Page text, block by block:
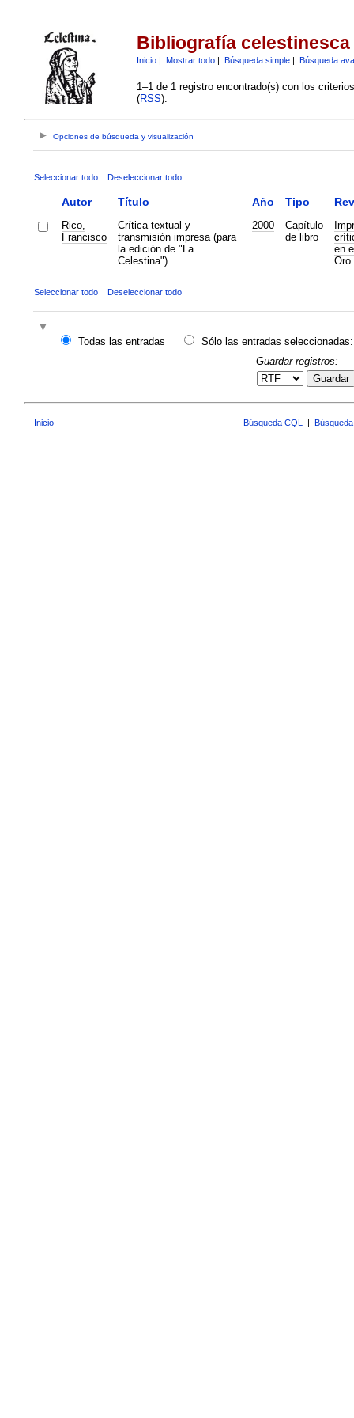
Bibliografía celestinesca
Inicio| Mostrar todo| Búsqueda simple| Búsqueda
1–1 de 1 registro encontrado(s) con los
(RSS):
Opciones de búsqueda y visualización
Seleccionar todo Deseleccionar todo
Autor Título Año Tipo
Rico,
Francisco
Crítica textual y
transmisión impresa (para
la edición de "La
Celestina")
2000
Capítulo
de libro
en
Oro
Seleccionar todo Deseleccionar todo
Todas las entradas
Sólo las entradas seleccionadas:
Guardar registros:
Guardar
Inicio Búsqueda CQL